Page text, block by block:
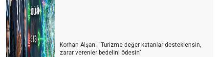
Korhan Alşan: ''Turizme değer katanlar desteklensin,
zarar verenler bedelini ödesin"